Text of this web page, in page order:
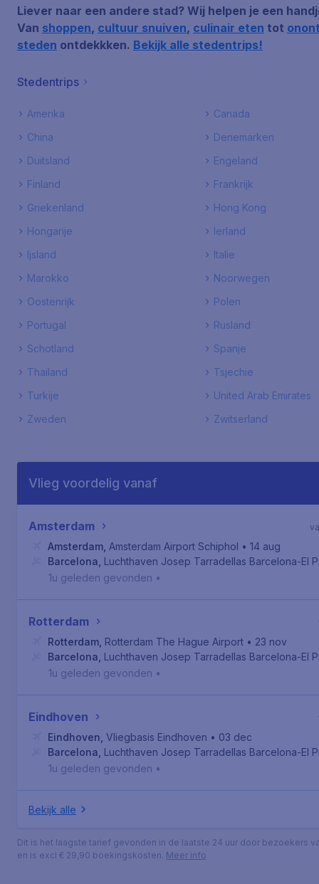
Liever naar een andere stad? Wij helpen je een
Van shoppen, cultuur snuiven, culinair eten tot
steden ontdekkken. Bekijk alle stedentrips!
Stedentrips
Amerika
Canada
China
Denemarken
Duitsland
Engeland
Finland
Frankrijk
Griekenland
Hong Kong
Hongarije
Ierland
Ijsland
Italie
Marokko
Noorwegen
Oostenrijk
Polen
Portugal
Rusland
Schotland
Spanje
Thailand
Tsjechie
Turkije
United Arab Emirates
Zweden
Zwitserland
Vlieg voordelig vanaf
Amsterdam
Amsterdam Amsterdam Airport Schiphol • 14 aug
Barcelona Luchthaven Josep Tarradellas Barcelona-El
1u geleden gevonden •
Rotterdam
Rotterdam Rotterdam The Hague Airport • 23 nov
Barcelona Luchthaven Josep Tarradellas Barcelona-El
1u geleden gevonden •
Eindhoven
Eindhoven Vliegbasis Eindhoven • 03 dec
Barcelona Luchthaven Josep Tarradellas Barcelona-El
1u geleden gevonden •
Bekijk alle
Dit is het laagste tarief gevonden in de laatste 24 uur door bezoekers
en is excl € 29,90 boekingskosten. Meer info